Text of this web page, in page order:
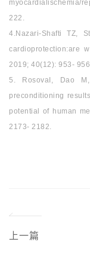
myocardialischemia/
222.
4.Nazari‐Shafti TZ,
cardioprotection:are
2019; 40(12): 953‐
5. RosovaI, Dao
preconditioning
potential of human
2173‐ 2182.
上一篇